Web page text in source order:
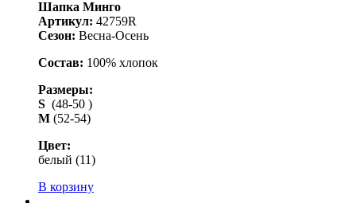
Шапка Минго
Артикул: 42759R
Сезон: Весна-Осень
Состав: 100% хлопок
Размеры:
S (48-50 )
М (52-54)
Цвет:
белый (11)
В корзину